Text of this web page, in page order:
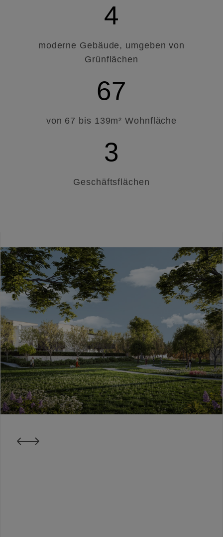
4
moderne Gebäude, umgeben von
Grünflächen
67
von 67 bis 139m² Wohnfläche
3
Geschäftsflächen